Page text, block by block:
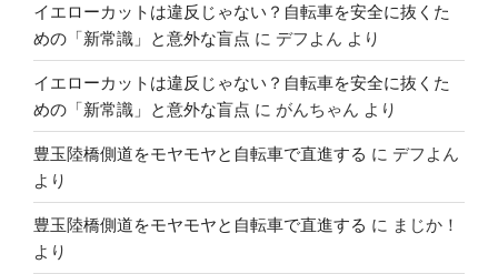
イエローカットは違反じゃない？自転車を安全に抜くた
めの「新常識」と意外な盲点 に デフよん より
イエローカットは違反じゃない？自転車を安全に抜くた
めの「新常識」と意外な盲点 に がんちゃん より
豊玉陸橋側道をモヤモヤと自転車で直進する に デフよん
より
豊玉陸橋側道をモヤモヤと自転車で直進する に まじか！
より